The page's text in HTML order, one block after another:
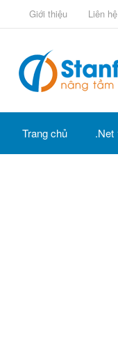
Giới thiệu Liên hệ
Trang chủ .Net